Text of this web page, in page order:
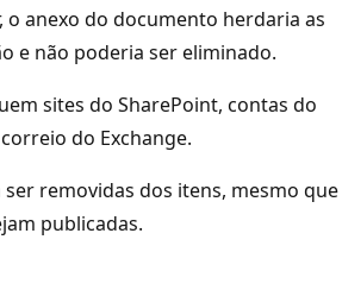
anexo do documento herdaria as
e não poderia ser eliminado.
sites do SharePoint, contas do
do Exchange.
removidas dos itens, mesmo que
publicadas.